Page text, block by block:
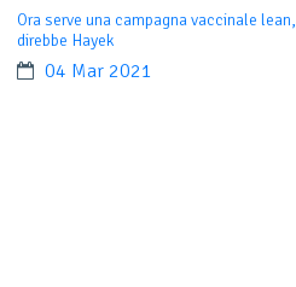
Ora serve una campagna vaccinale lean,
direbbe Hayek
04 Mar 2021